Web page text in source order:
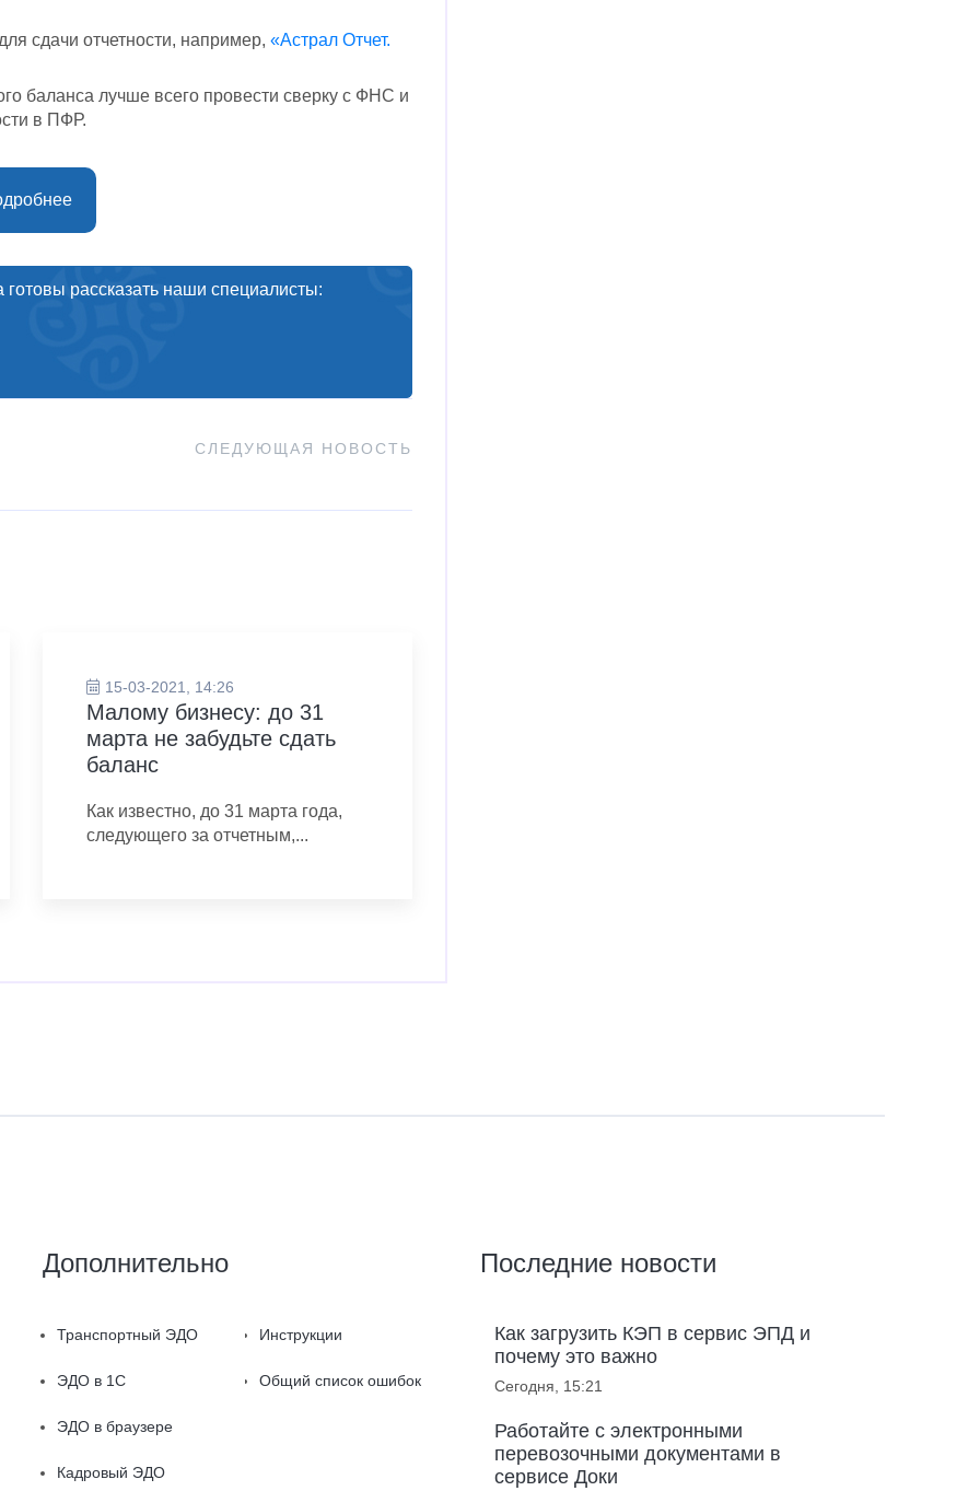
сдачи отчетности, например, «Астрал Отчет.
баланса лучше всего провести сверку с ФНС и
в ПФР.
готовы рассказать наши специалисты:
СЛЕДУЮЩАЯ НОВОСТЬ
15-03-2021, 14:26
Малому бизнесу: до 31
марта не забудьте сдать
баланс
Как известно, до 31 марта года,
следующего за отчетным,...
Дополнительно
Транспортный ЭДО
ЭДО в 1С
ЭДО в браузере
Кадровый ЭДО
Инструкции
Общий список ошибок
Последние новости
Как загрузить КЭП в сервис ЭПД и
почему это важно
Сегодня, 15:21
Работайте с электронными
перевозочными документами в
сервисе Доки